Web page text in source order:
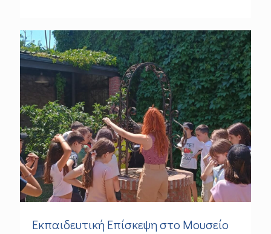
Εκπαιδευτική Επίσκεψη στο Μουσείο